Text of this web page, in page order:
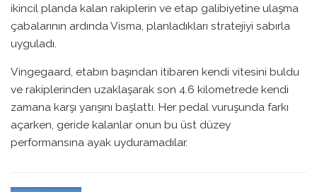
ikincil planda kalan rakiplerin ve etap galibiyetine ulaşma
çabalarının ardında Visma, planladıkları stratejiyi sabırla
uyguladı.
Vingegaard, etabın başından itibaren kendi vitesini buldu
ve rakiplerinden uzaklaşarak son 4.6 kilometrede kendi
zamana karşı yarışını başlattı. Her pedal vuruşunda farkı
açarken, geride kalanlar onun bu üst düzey
performansına ayak uyduramadılar.